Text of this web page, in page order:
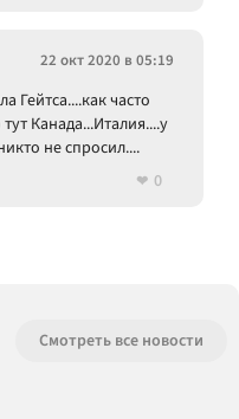
22 окт 2020 в 05:19
Гейтса....как часто
Канада...Италия....у
не спросил....
0
Смотреть все новости